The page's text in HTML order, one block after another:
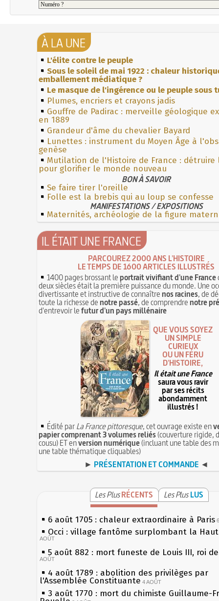
À LA UNE
L'élite contre le peuple
Sous le soleil de mai 1922 : chaleur
emballement médiatique ?
Le masque de l'ingérence ou le peuple sous
Plumes, encriers et crayons jadis
Gouffre de Padirac : merveille géologique
en 1889
Grandeur d'âme du chevalier Bayard
Lunettes : instrument du Moyen Âge à
genèse
Mutilation de l'Histoire de France : détruire
pour glorifier le monde nouveau
BON À SAVOIR
Se faire tirer l'oreille
Folle est la brebis qui au loup se confesse
MANIFESTATIONS / EXPOSITIONS
Maternités, archéologie de la figure
IL ÉTAIT UNE FRANCE
PARCOUREZ 2000 ANS L'HISTOIRE
LE TEMPS DE 1600 ARTICLES ILLUSTRÉS
1400 pages brossant leportrait vivifiant d'une France
deux siècles était la première puissance du monde. Une
divertissante et instructive de connaîtrenos racines, de
toute la richesse denotre passé, de comprendrenotre
d'entrevoir lefutur d'un pays millénaire
QUE VOUS SOYEZ
UN SIMPLE
CURIEUX
OU UN FÉRU
D'HISTOIRE,
Il était une France
saura vous ravir
par ses récits
abondamment
illustrés !
Édité parLa France pittoresque, cet ouvrage existe en
papier comprenant 3 volumes reliés(couverture rigide,
cousu) ET enversion numérique(incluant une table des
une table thématique cliquables)
► PRÉSENTATION ET COMMANDE ◄
Les PlusRÉCENTS Les Plus LUS
6 août 1705 : chaleur extraordinaire à Paris
Occi : village fantôme surplombant la
AOÛT
5 août 882 : mort funeste de Louis III, roi
AOÛT
4 août 1789 : abolition des privilèges par
l'Assemblée Constituante 4 AOÛT
3 août 1770 : mort du chimiste Guillaume-